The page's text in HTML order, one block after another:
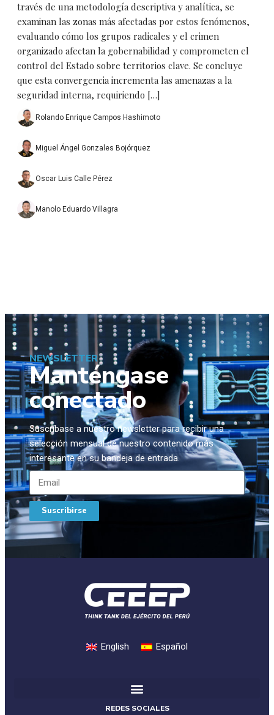
través de una metodología descriptiva y analítica, se
examinan las zonas más afectadas por estos fenómenos,
evaluando cómo los grupos radicales y el crimen
organizado afectan la gobernabilidad y comprometen el
control del Estado sobre territorios clave. Se concluye
que esta convergencia incrementa las amenazas a la
seguridad interna, requiriendo […]
Rolando Enrique Campos Hashimoto
Miguel Ángel Gonzales Bojórquez
Oscar Luis Calle Pérez
Manolo Eduardo Villagra
NEWSLETTER
Manténgase
conectado
Suscríbase a nuestro newsletter para recibir una
selección mensual de nuestro contenido más
interesante en su bandeja de entrada.
Suscribirse
English Español
REDES SOCIALES